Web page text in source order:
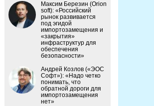
Максим Березин (Orion
soft): «Российский
рынок развивается
под эгидой
импортозамещения и
«закрытия»
инфраструктур для
обеспечения
безопасности»
Андрей Козлов («ЭОС
Софт»): «Надо четко
понимать, что
обратной дороги для
импортозамещения
нет»